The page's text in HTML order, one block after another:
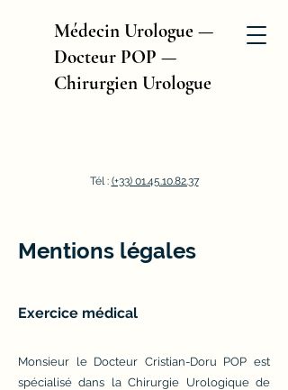
Médecin Urologue —
Docteur POP —
Chirurgien Urologue
Tél : (+33) 01.45.10.82.37
Mentions légales
Exercice médical
Monsieur le Docteur Cristian-Doru POP est
spécialisé dans la Chirurgie Urologique de